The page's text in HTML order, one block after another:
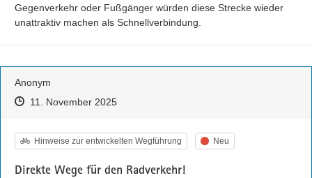
Gegenverkehr oder Fußgänger würden diese Strecke wieder
unattraktiv machen als Schnellverbindung.
Anonym
Zeitpunkt des Erstellens
Zeitpunkt des Erstellens
11. November 2025Zur Äußerung
Kategorie
Hinweise zur entwickelten Wegführung Status
Neu
Direkte Wege für den Radverkehr!